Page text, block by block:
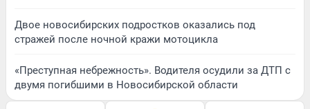
Двое новосибирских подростков оказались под
стражей после ночной кражи мотоцикла
«Преступная небрежность». Водителя осудили за ДТП с
двумя погибшими в Новосибирской области